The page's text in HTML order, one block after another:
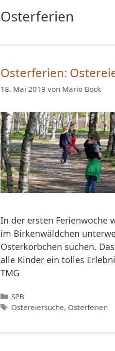
Osterferien
Osterferien:
18. Mai 2019 von Mario Bock
In der ersten Ferienwoche
im Birkenwäldchen
Osterkörbchen suchen.
alle Kinder ein tolles
TMG
Kategorien
SPB
Schlagwörter
Ostereiersuche, Osterferien